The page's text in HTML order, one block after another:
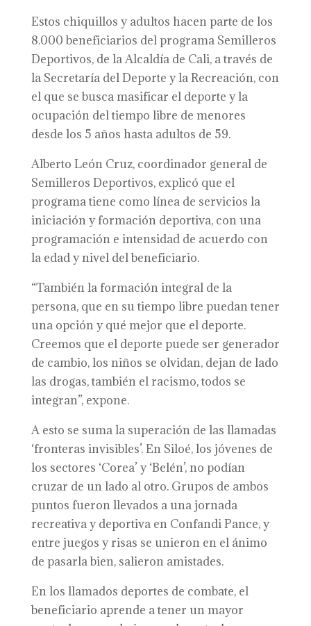
Estos chiquillos y adultos hacen parte de los
8.000 beneficiarios del programa Semilleros
Deportivos, de la Alcaldía de Cali, a través de
la Secretaría del Deporte y la Recreación, con
el que se busca masificar el deporte y la
ocupación del tiempo libre de menores
desde los 5 años hasta adultos de 59.
Alberto León Cruz, coordinador general de
Semilleros Deportivos, explicó que el
programa tiene como línea de servicios la
iniciación y formación deportiva, con una
programación e intensidad de acuerdo con
la edad y nivel del beneficiario.
“También la formación integral de la
persona, que en su tiempo libre puedan tener
una opción y qué mejor que el deporte.
Creemos que el deporte puede ser generador
de cambio, los niños se olvidan, dejan de lado
las drogas, también el racismo, todos se
integran”, expone.
A esto se suma la superación de las llamadas
‘fronteras invisibles’. En Siloé, los jóvenes de
los sectores ‘Corea’ y ‘Belén’, no podían
cruzar de un lado al otro. Grupos de ambos
puntos fueron llevados a una jornada
recreativa y deportiva en Confandi Pance, y
entre juegos y risas se unieron en el ánimo
de pasarla bien, salieron amistades.
En los llamados deportes de combate, el
beneficiario aprende a tener un mayor